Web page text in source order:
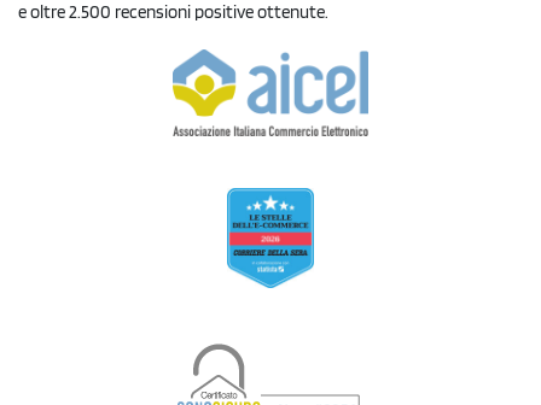
e oltre 2.500 recensioni positive ottenute.